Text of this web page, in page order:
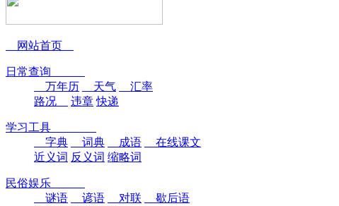
网站首页
日常查询
万年历
天气
汇率
路况
违章 快递
学习工具
字典
词典 成语
在线课文
近义词 反义词 缩略词
民俗娱乐
谜语
谚语 对联
歇后语